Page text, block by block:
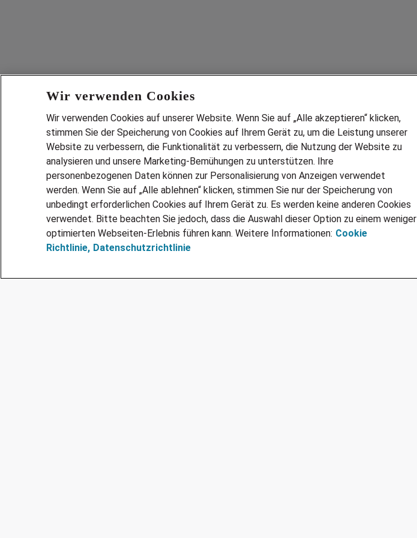
Wir verwenden Cookies
Wir verwenden Cookies auf unserer Website. Wenn Sie auf „Alle akzeptieren“ klicken,
stimmen Sie der Speicherung von Cookies auf Ihrem Gerät zu, um die Leistung unserer
Website zu verbessern, die Funktionalität zu verbessern, die Nutzung der Website zu
analysieren und unsere Marketing-Bemühungen zu unterstützen. Ihre
personenbezogenen Daten können zur Personalisierung von Anzeigen verwendet
werden. Wenn Sie auf „Alle ablehnen“ klicken, stimmen Sie nur der Speicherung von
unbedingt erforderlichen Cookies auf Ihrem Gerät zu. Es werden keine anderen Cookies
verwendet. Bitte beachten Sie jedoch, dass die Auswahl dieser Option zu einem weniger
optimierten Webseiten-Erlebnis führen kann. Weitere Informationen: Cookie
Richtlinie, Datenschutzrichtlinie